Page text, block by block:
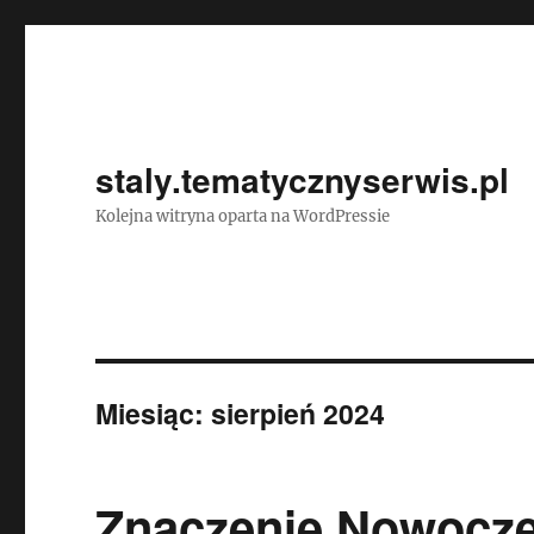
staly.tematycznyserwis.pl
Kolejna witryna oparta na WordPressie
Miesiąc:sierpień 2024